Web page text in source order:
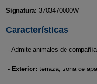
Signatura: 3703470000W
Características
- Admite animales de
- Exterior: terraza, zona de